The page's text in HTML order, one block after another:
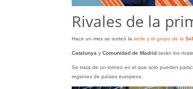
Rivales de la
Hace un mes se sorteó la sede y el grupo de la
Catalunyay Comunidad de Madrid serán los
Se trata de un torneo en el que solo pueden
regiones de países europeos.